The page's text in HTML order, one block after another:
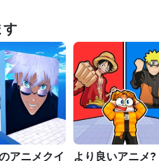
す
アニメクイ より良いアニメ?